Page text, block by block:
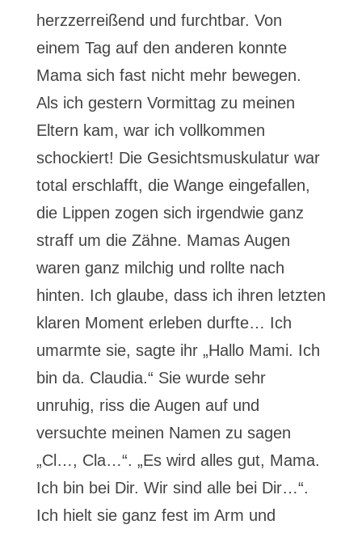
herzzerreißend und furchtbar. Von
einem Tag auf den anderen konnte
Mama sich fast nicht mehr bewegen.
Als ich gestern Vormittag zu meinen
Eltern kam, war ich vollkommen
schockiert! Die Gesichtsmuskulatur war
total erschlafft, die Wange eingefallen,
die Lippen zogen sich irgendwie ganz
straff um die Zähne. Mamas Augen
waren ganz milchig und rollte nach
hinten. Ich glaube, dass ich ihren letzten
klaren Moment erleben durfte… Ich
umarmte sie, sagte ihr „Hallo Mami. Ich
bin da. Claudia.“ Sie wurde sehr
unruhig, riss die Augen auf und
versuchte meinen Namen zu sagen
„Cl…, Cla…“. „Es wird alles gut, Mama.
Ich bin bei Dir. Wir sind alle bei Dir…“.
Ich hielt sie ganz fest im Arm und